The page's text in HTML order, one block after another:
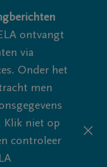
ontvangt
via
Onder het
men
Klik niet op
controleer